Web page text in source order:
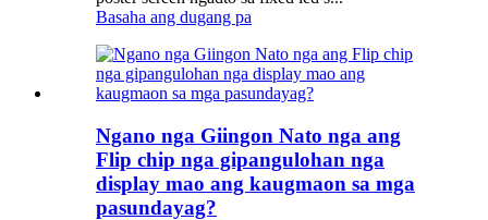
Basaha ang dugang pa
Ngano nga Giingon Nato nga ang
Flip chip nga gipangulohan nga
display mao ang kaugmaon sa mga
pasundayag?